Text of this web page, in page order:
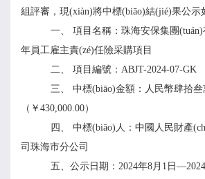
組評審，現(xiàn)將中標(biāo)結(jié)果公示
一、 項目名稱： 珠海安保集團
年員工雇主責(zé)任險采購項目
二、 項目編號： ABJT-2024-07-GK
三、 中標(biāo)金額 ：人民幣肆拾
（ ￥ 430,000.00）
四、 中標(biāo)人 ：中國人民財產
司珠海市分公司
五 、公示日期 ： 2024年8 月 1 日—2024